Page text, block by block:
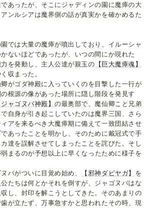
あったが、そこにジャディンの園に魔瘴の大
ンルシアは魔界側の話が真実かを確かめるた
では大量の魔瘴が噴出しており、イルーシャ
ないほどであったが、いつの間にか現れた
力を発動し、主人公達が親玉の 【巨大魔瘴魂】
収まった。
がゴダ神殿に入っていくのを目撃した一行が
根源の像があった場所に隠し階段を発見す
ジャゴヌバ神殿】の最奥部で、魔仙卿こと兄弟
自身が引き起こしていたのは魔界三国、さら
アを来るべき大魔瘴期に備えて一致団結させ
あったことを明かし、そのために戴冠式で手
達を誤解させてしまったことを詫びた。そし
まるのが予想以上に早くなったために様子を
バがついに目覚め始め、
【邪神ダビヤガ】 を
たちは何とかそれを倒すが、ジャゴヌバはな
し、封印を解こうとしてきた。そのあまりの
が立たず、万事急すかと思われたその時、現